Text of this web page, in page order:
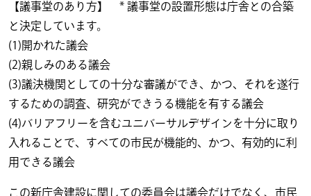
【議事堂のあり方】 * 議事堂の設置形態は庁舎との合築
と決定しています。
(1)開かれた議会
(2)親しみのある議会
(3)議決機関としての十分な審議ができ、かつ、それを遂行
するための調査、研究ができうる機能を有する議会
(4)バリアフリーを含むユニバーサルデザインを十分に取り
入れることで、すべての市民が機能的、かつ、有効的に利
用できる議会
この新庁舎建設に関しての委員会は議会だけでなく、市民